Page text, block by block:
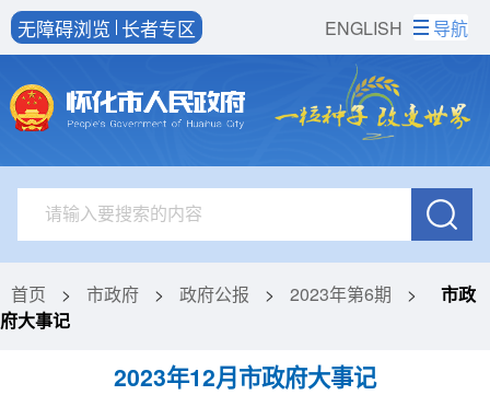
ENGLISH
无障碍浏览 长者专区 导航
首页 > 市政府 > 政府公报 > 2023年第6期 >
市政
府大事记
2023年12月市政府大事记